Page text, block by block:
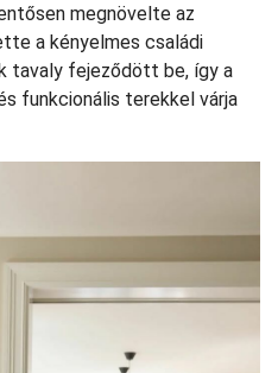
megnövelte az
a kényelmes családi
tavaly fejeződött be, így a
funkcionális terekkel várja